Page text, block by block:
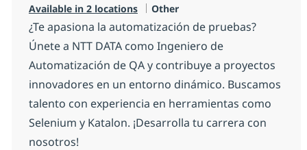
Available in 2 locations Category
Other
¿Te apasiona la automatización de pruebas?
Únete a NTT DATA como Ingeniero de
Automatización de QA y contribuye a proyectos
innovadores en un entorno dinámico. Buscamos
talento con experiencia en herramientas como
Selenium y Katalon. ¡Desarrolla tu carrera con
nosotros!